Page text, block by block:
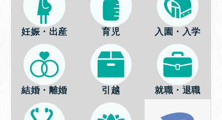
妊娠・出産 育児 入園・入学
結婚・離婚 引越 就職・退職